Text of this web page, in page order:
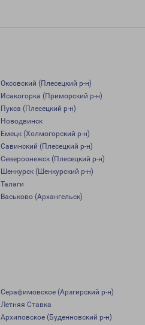
Оксовский (Плесецкий р-н)
Исакогорка (Приморский р-н)
Пукса (Плесецкий р-н)
Новодвинск
Емецк (Холмогорский р-н)
Савинский (Плесецкий р-н)
Североонежск (Плесецкий р-н)
Шенкурск (Шенкурский р-н)
Талаги
Васьково (Архангельск)
Серафимовское (Арзгирский р-н)
Летняя Ставка
Архиповское (Буденновский р-н)